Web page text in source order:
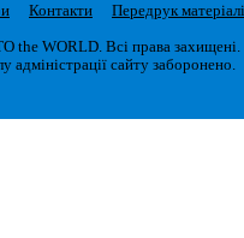
Контакти
Передрук
the WORLD. Всі права захищені.
адміністрації сайту заборонено.